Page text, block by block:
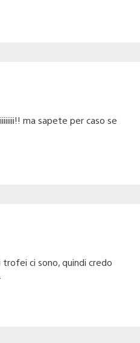
ma sapete per caso se
ci sono, quindi credo